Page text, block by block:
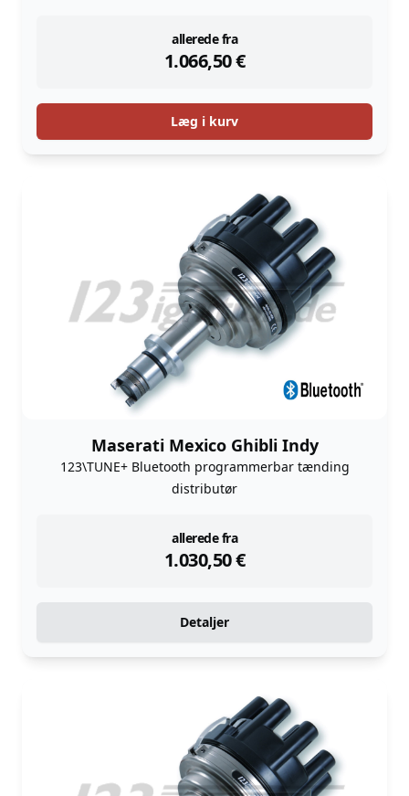
allerede fra
1.066,50€
instock
Læg i kurv
Maserati Mexico Ghibli Indy
123\TUNE+ Bluetooth programmerbar tænding
distributør
allerede fra
1.030,50€
instock
Detaljer